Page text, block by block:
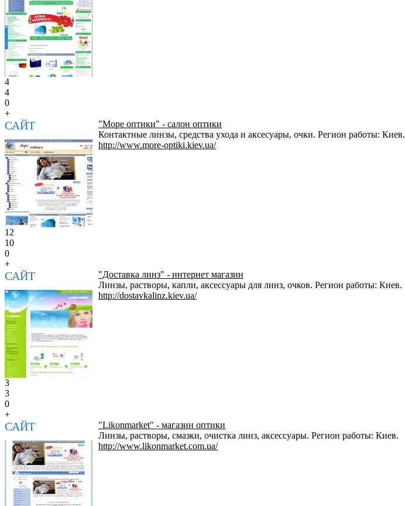
4
4
0
+
САЙТ
"Море оптики" - салон оптики
Контактные линзы, средства ухода и аксесуары, очки. Регион работы: Киев.
http://www.more-optiki.kiev.ua/
12
10
0
+
САЙТ
"Доставка линз" - интернет магазин
Линзы, растворы, капли, аксессуары для линз, очков. Регион работы: Киев.
http://dostavkalinz.kiev.ua/
3
3
0
+
САЙТ
"Likonmarket" - магазин оптики
Линзы, растворы, смазки, очистка линз, аксессуары. Регион работы: Киев.
http://www.likonmarket.com.ua/